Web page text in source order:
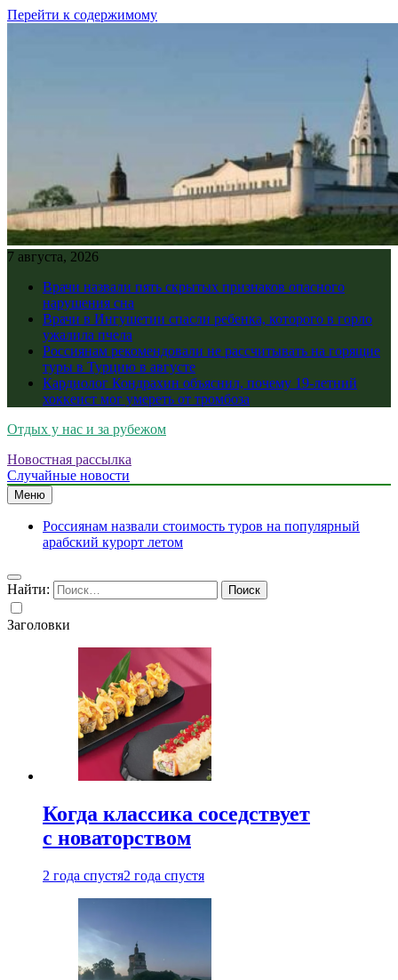
Перейти к содержимому
7 августа, 2026
Врачи назвали пять скрытых признаков опасного
нарушения сна
Врачи в Ингушетии спасли ребенка, которого в горло
ужалила пчела
Россиянам рекомендовали не рассчитывать на горящие
туры в Турцию в августе
Кардиолог Кондрахин объяснил, почему 19-летний
хоккеист мог умереть от тромбоза
Отдых у нас и за рубежом
Новостная рассылка
Случайные новости
Меню
Россиянам назвали стоимость туров на популярный
арабский курорт летом
Найти:
Заголовки
Когда классика соседствует
с новаторством
2 года спустя2 года спустя